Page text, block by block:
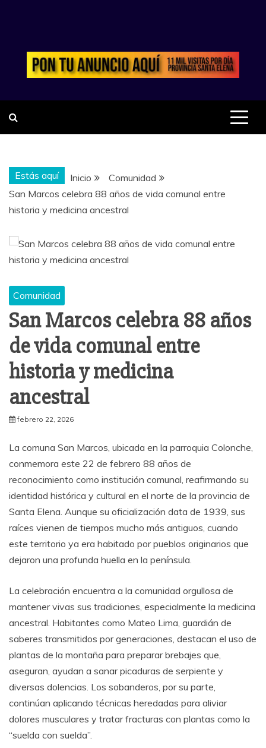
RESPONSABILIDAD
Estás aquí Inicio
Comunidad
San Marcos celebra 88 años de vida comunal entre
historia y medicina ancestral
Comunidad
San Marcos celebra 88 años
de vida comunal entre
historia y medicina
ancestral
febrero 22, 2026
La comuna San Marcos, ubicada en la parroquia Colonche,
conmemora este 22 de febrero 88 años de
reconocimiento como institución comunal, reafirmando su
identidad histórica y cultural en el norte de la provincia de
Santa Elena. Aunque su oficialización data de 1939, sus
raíces vienen de tiempos mucho más antiguos, cuando
este territorio ya era habitado por pueblos originarios que
dejaron una profunda huella en la península.
La celebración encuentra a la comunidad orgullosa de
mantener vivas sus tradiciones, especialmente la medicina
ancestral. Habitantes como Mateo Lima, guardián de
saberes transmitidos por generaciones, destacan el uso de
plantas de la montaña para preparar brebajes que,
aseguran, ayudan a sanar picaduras de serpiente y
diversas dolencias. Los sobanderos, por su parte,
continúan aplicando técnicas heredadas para aliviar
dolores musculares y tratar fracturas con plantas como la
“suelda con suelda”.